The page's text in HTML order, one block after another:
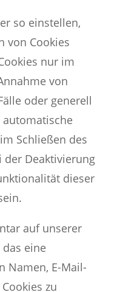
so einstellen,
von Cookies
nur im
von
oder generell
automatische
Schließen des
der Deaktivierung
dieser
auf unserer
eine
Namen, E-Mail-
zu